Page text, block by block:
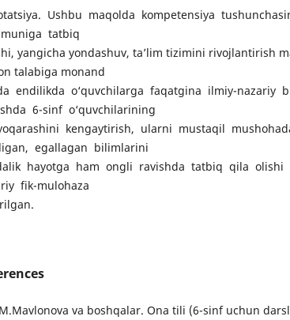
Ushbu maqolda kompetensiya
tatbiq
yangicha yondashuv, ta’lim tizimini rivojlantirish
talabiga monand
endilikda o‘quvchilarga faqatgina ilmiy-nazariy
6-sinf o‘quvchilarining
kengaytirish, ularni mustaqil
egallagan bilimlarini
hayotga ham ongli ravishda tatbiq qila olishi
fik-mulohaza
va boshqalar. Ona tili (6-sinf uchun